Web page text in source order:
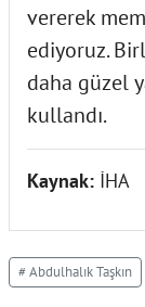
vererek
ediyoruz.
daha güzel
kullandı.
Kaynak: İHA
# Abdulhalık Taşkın